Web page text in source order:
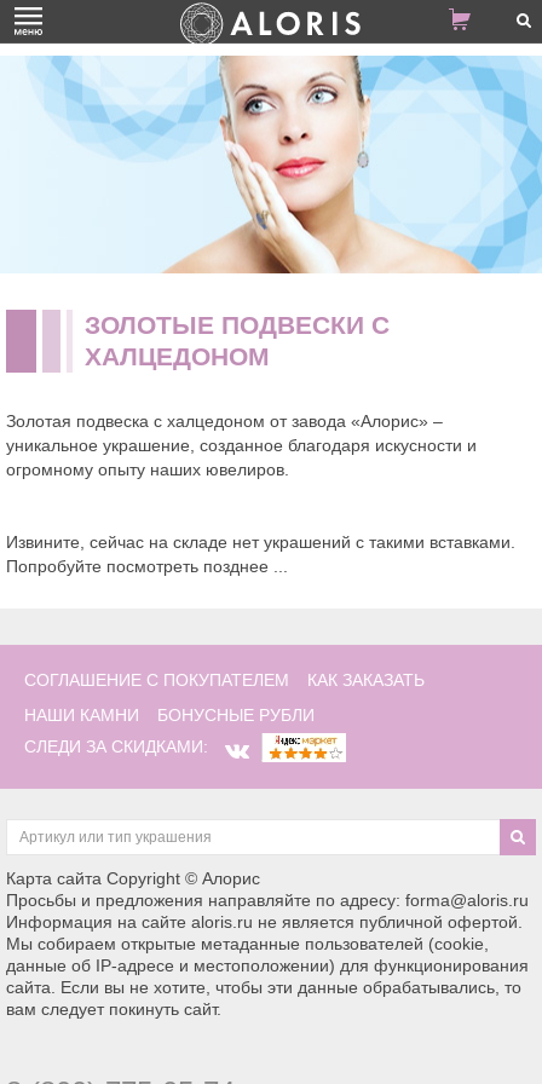
ЗОЛОТЫЕ ПОДВЕСКИ С
ХАЛЦЕДОНОМ
Золотая подвеска с халцедоном от завода «Алорис» –
уникальное украшение, созданное благодаря искусности и
огромному опыту наших ювелиров.
Извините, сейчас на складе нет украшений с такими вставками.
Попробуйте посмотреть позднее ...
СОГЛАШЕНИЕ С ПОКУПАТЕЛЕМ
КАК ЗАКАЗАТЬ
НАШИ КАМНИ
БОНУСНЫЕ РУБЛИ
СЛЕДИ ЗА СКИДКАМИ:
Карта сайта Copyright © Алорис
Просьбы и предложения направляйте по адресу: forma@aloris.ru
Информация на сайте aloris.ru не является публичной офертой.
Мы собираем открытые метаданные пользователей (cookie,
данные об IP-адресе и местоположении) для функционирования
сайта. Если вы не хотите, чтобы эти данные обрабатывались, то
вам следует покинуть сайт.